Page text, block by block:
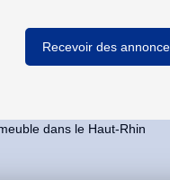
Recevoir des